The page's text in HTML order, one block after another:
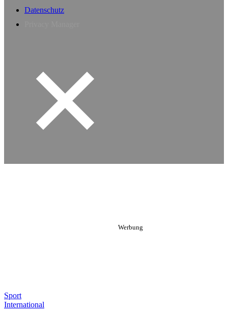
Datenschutz
Sport
International